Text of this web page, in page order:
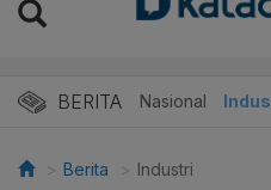
BERITA Nasional
Berita Industri